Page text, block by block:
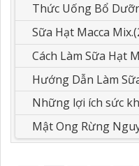
Sữa Hạt Macca
Mật Ong Rừng